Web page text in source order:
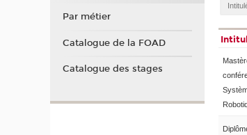
Par métier
Catalogue de la FOAD
Catalogue des stages